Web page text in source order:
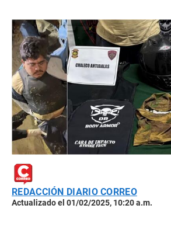
REDACCIÓN DIARIO CORREO
Actualizado el 01/02/2025, 10:20 a.m.